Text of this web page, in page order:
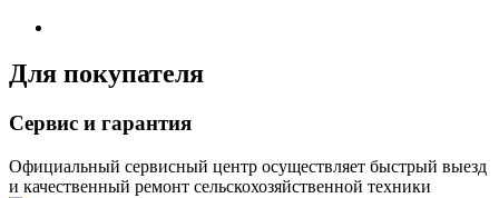
Для покупателя
Сервис и гарантия
Официальный сервисный центр осуществляет быстрый выезд
и качественный ремонт сельскохозяйственной техники